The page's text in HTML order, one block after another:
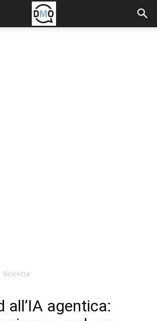
Sicurezza
all’IA agentica: